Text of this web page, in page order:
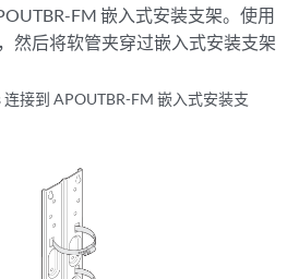
FM 嵌入式安装支架。使用
然后将软管夹穿过嵌入式安装支架
连接到 APOUTBR-FM 嵌入式安装支